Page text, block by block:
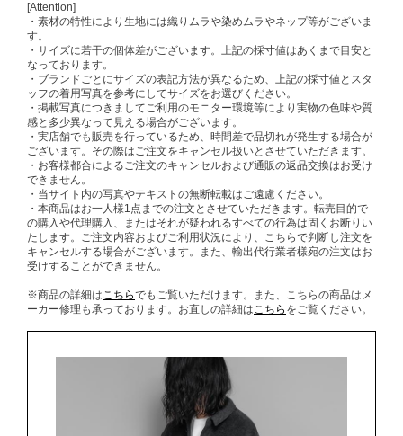
[Attention]
・素材の特性により生地には織りムラや染めムラやネップ等がございま
す。
・サイズに若干の個体差がございます。上記の採寸値はあくまで目安と
なっております。
・ブランドごとにサイズの表記方法が異なるため、上記の採寸値とスタ
ッフの着用写真を参考にしてサイズをお選びください。
・掲載写真につきましてご利用のモニター環境等により実物の色味や質
感と多少異なって見える場合がございます。
・実店舗でも販売を行っているため、時間差で品切れが発生する場合が
ございます。その際はご注文をキャンセル扱いとさせていただきます。
・お客様都合によるご注文のキャンセルおよび通販の返品交換はお受け
できません。
・当サイト内の写真やテキストの無断転載はご遠慮ください。
・本商品はお一人様1点までの注文とさせていただきます。転売目的で
の購入や代理購入、またはそれが疑われるすべての行為は固くお断りい
たします。ご注文内容およびご利用状況により、こちらで判断し注文を
キャンセルする場合がございます。また、輸出代行業者様宛の注文はお
受けすることができません。
※商品の詳細はこちらでもご覧いただけます。また、こちらの商品はメ
ーカー修理も承っております。お直しの詳細はこちら をご覧ください。